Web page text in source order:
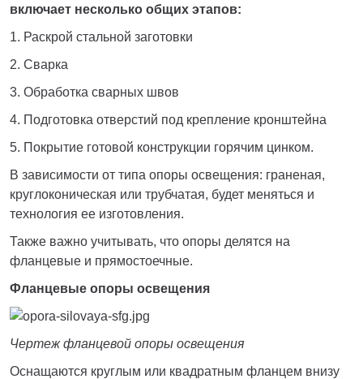
включает несколько общих этапов:
1. Раскрой стальной заготовки
2. Сварка
3. Обработка сварных швов
4. Подготовка отверстий под крепление кронштейна
5. Покрытие готовой конструкции горячим цинком.
В зависимости от типа опоры освещения: граненая,
круглоконическая или трубчатая, будет меняться и
технология ее изготовления.
Также важно учитывать, что опоры делятся на
фланцевые и прямостоечные.
Фланцевые опоры освещения
Чертеж фланцевой опоры освещения
Оснащаются круглым или квадратным фланцем внизу